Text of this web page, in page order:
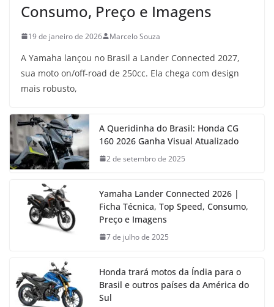
Consumo, Preço e Imagens
19 de janeiro de 2026 Marcelo Souza
A Yamaha lançou no Brasil a Lander Connected 2027,
sua moto on/off-road de 250cc. Ela chega com design
mais robusto,
A Queridinha do Brasil: Honda CG
160 2026 Ganha Visual Atualizado
2 de setembro de 2025
Yamaha Lander Connected 2026 |
Ficha Técnica, Top Speed, Consumo,
Preço e Imagens
7 de julho de 2025
Honda trará motos da Índia para o
Brasil e outros países da América do
Sul